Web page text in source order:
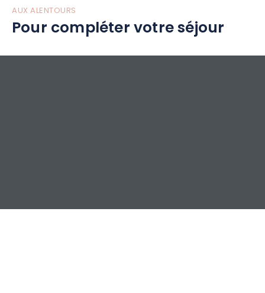
AUX ALENTOURS
Pour compléter votre séjour